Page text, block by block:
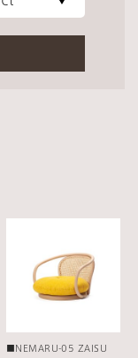
■NEMARU-05 ZAISU